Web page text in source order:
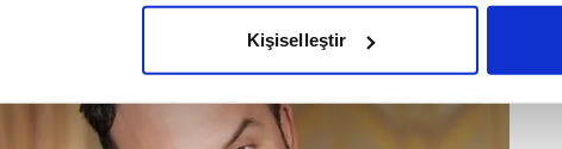
bu çerezlere izin vermedikleri takdirde, kullanıcılara hedefli
sunabilmek için İnternet Sitemizde kendimize ve üçüncü kişilere
Kişiselleştir